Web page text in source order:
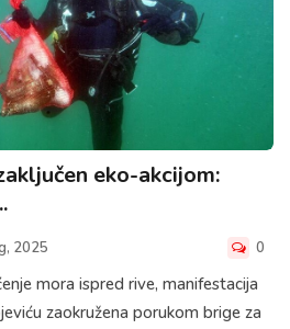
eko-akcijom:
2025 0
mora ispred rive, manifestacija
zaokružena porukom brige za